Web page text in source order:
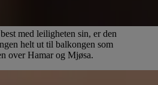
med leiligheten sin, er den
helt ut til balkongen som
over Hamar og Mjøsa.